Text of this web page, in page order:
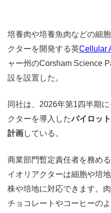
培養肉や培養魚肉などの細
クターを開発する英Cellular
ャー州のCorsham Science
設を設置した。
同社は、2026年第1四半期
クターを導入したパイロッ
計画している。
商業部門暫定責任者を務める
イオリアクターは細胞や培
株や培地に対応できます。
チョコレートやコーヒーの